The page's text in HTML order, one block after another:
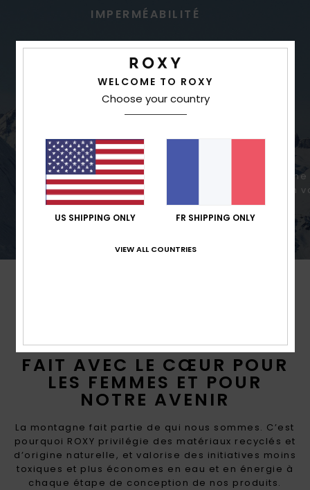
FAIT AVEC LE CŒUR POUR
LES FEMMES ET POUR
NOTRE AVENIR
La montagne fait partie de qui nous sommes. C’est
pourquoi ROXY privilégie des matériaux recyclés et
d’origine naturelle, et valorise des initiatives moins
toxiques et plus économes en eau et en énergie à
chaque étape de conception de nos produits.
IMPERMÉABILITÉ
Une meilleure imperméabilité pour des
conditions variables
un
WELCOME TO ROXY
Choose your country
US SHIPPING ONLY FR SHIPPING ONLY
VIEW ALL COUNTRIES